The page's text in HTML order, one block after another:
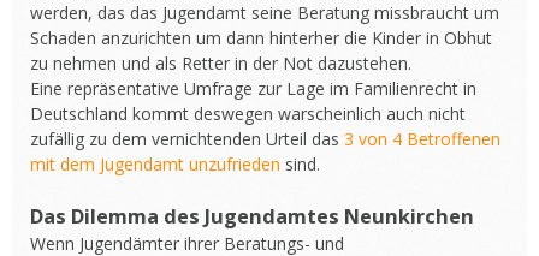
werden, das das Jugendamt seine Beratung missbraucht um
Schaden anzurichten um dann hinterher die Kinder in Obhut
zu nehmen und als Retter in der Not dazustehen.
Eine repräsentative Umfrage zur Lage im Familienrecht in
Deutschland kommt deswegen warscheinlich auch nicht
zufällig zu dem vernichtenden Urteil das 3 von 4 Betroffenen
mit dem Jugendamt unzufrieden sind.
Das Dilemma des Jugendamtes Neunkirchen
Wenn Jugendämter ihrer Beratungs- und